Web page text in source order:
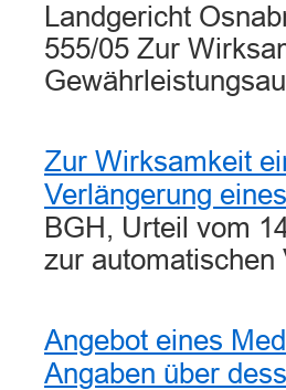
Landgericht
555/05 Zur
Zur Wirksamkeit
Verlängerung
BGH, Urteil vom
zur
Angebot eines
Angaben über